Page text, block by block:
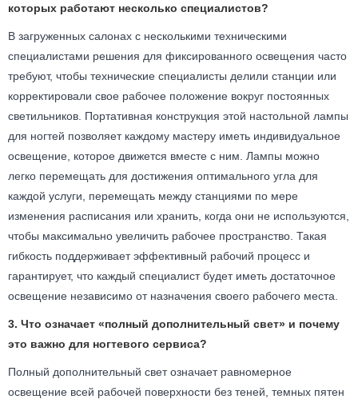
которых работают несколько специалистов?
В загруженных салонах с несколькими техническими
специалистами решения для фиксированного освещения часто
требуют, чтобы технические специалисты делили станции или
корректировали свое рабочее положение вокруг постоянных
светильников. Портативная конструкция этой настольной лампы
для ногтей позволяет каждому мастеру иметь индивидуальное
освещение, которое движется вместе с ним. Лампы можно
легко перемещать для достижения оптимального угла для
каждой услуги, перемещать между станциями по мере
изменения расписания или хранить, когда они не используются,
чтобы максимально увеличить рабочее пространство. Такая
гибкость поддерживает эффективный рабочий процесс и
гарантирует, что каждый специалист будет иметь достаточное
освещение независимо от назначения своего рабочего места.
3. Что означает «полный дополнительный свет» и почему
это важно для ногтевого сервиса?
Полный дополнительный свет означает равномерное
освещение всей рабочей поверхности без теней, темных пятен